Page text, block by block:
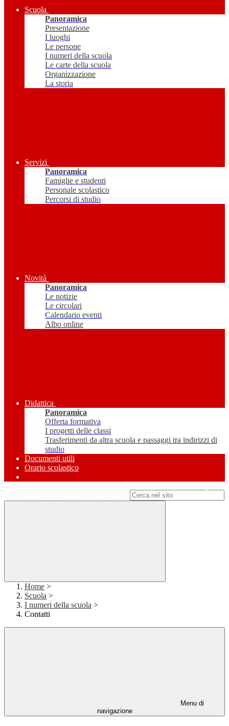
Scuola
Panoramica
Presentazione
I luoghi
Le persone
I numeri della scuola
Le carte della scuola
Organizzazione
La storia
Servizi
Panoramica
Famiglie e studenti
Personale scolastico
Percorsi di studio
Novità
Panoramica
Le notizie
Le circolari
Calendario eventi
Albo online
Didattica
Panoramica
Offerta formativa
I progetti delle classi
Trasferimenti da altra scuola e passaggi tra indirizzi di
studio
Documenti utili
Orario scolastico
Home >
Scuola >
I numeri della scuola >
Contatti
Menu di
navigazione